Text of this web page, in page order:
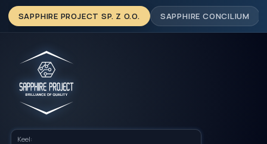
SAPPHIRE PROJECT SP. Z O.O. SAPPHIRE CONCILIUM
Keel: